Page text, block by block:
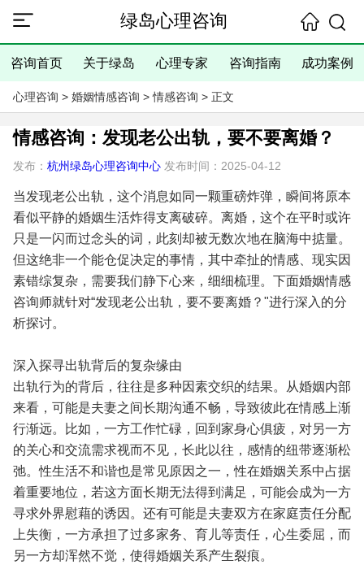
绿岛心理咨询
咨询首页 关于绿岛 心理专家 咨询指南 成功案例
心理咨询 > 婚姻情感咨询 >情感咨询 > 正文
情感咨询：发现老公出轨，要不要离婚？
发布： 杭州绿岛心理咨询中心发布时间：2025-04-12
当发现老公出轨，这个消息如同一颗重磅炸弹，瞬间将原本
看似平静的婚姻生活炸得支离破碎。离婚，这个在平时或许
只是一闪而过念头的词，此刻却被无数次地在脑海中掂量。
但这绝非一个能仓促决定的事情，其中牵扯的情感、现实因
素错综复杂，需要我们静下心来，细细梳理。下面婚姻情感
咨询师就针对“发现老公出轨，要不要离婚？"进行深入的分
析探讨。
深入探寻出轨背后的复杂缘由
出轨行为的背后，往往是多种因素交织的结果。从婚姻内部
来看，可能是夫妻之间长期沟通不畅，导致彼此在情感上渐
行渐远。比如，一方工作忙碌，回到家身心俱疲，对另一方
的关心和交流需求视而不见，长此以往，感情的纽带逐渐松
弛。性生活不和谐也是常见原因之一，性在婚姻关系中占据
着重要地位，若这方面长期无法得到满足，可能会成为一方
寻求外界慰藉的诱因。还有可能是夫妻双方在家庭责任分配
上失衡，一方承担了过多家务、育儿等责任，心生委屈，而
另一方却浑然不觉，使得婚姻关系产生裂痕。